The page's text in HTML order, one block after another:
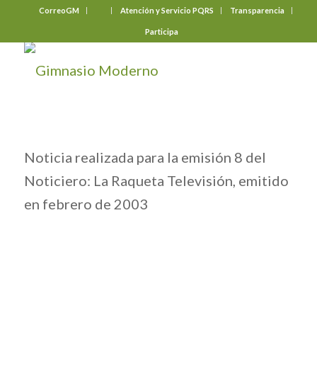
CorreoGM Atención y Servicio PQRS Transparencia
Participa
Noticia realizada para la emisión 8 del
Noticiero: La Raqueta Televisión, emitido
en febrero de 2003